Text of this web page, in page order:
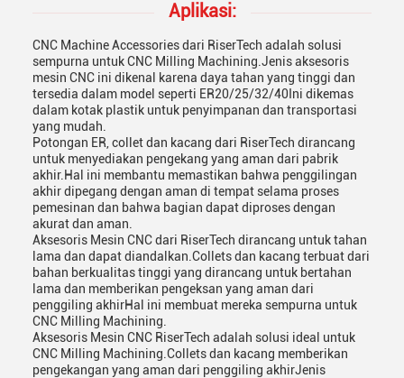
Aplikasi:
CNC Machine Accessories dari RiserTech adalah solusi
sempurna untuk CNC Milling Machining.Jenis aksesoris
mesin CNC ini dikenal karena daya tahan yang tinggi dan
tersedia dalam model seperti ER20/25/32/40Ini dikemas
dalam kotak plastik untuk penyimpanan dan transportasi
yang mudah.
Potongan ER, collet dan kacang dari RiserTech dirancang
untuk menyediakan pengekang yang aman dari pabrik
akhir.Hal ini membantu memastikan bahwa penggilingan
akhir dipegang dengan aman di tempat selama proses
pemesinan dan bahwa bagian dapat diproses dengan
akurat dan aman.
Aksesoris Mesin CNC dari RiserTech dirancang untuk tahan
lama dan dapat diandalkan.Collets dan kacang terbuat dari
bahan berkualitas tinggi yang dirancang untuk bertahan
lama dan memberikan pengeksan yang aman dari
penggiling akhirHal ini membuat mereka sempurna untuk
CNC Milling Machining.
Aksesoris Mesin CNC RiserTech adalah solusi ideal untuk
CNC Milling Machining.Collets dan kacang memberikan
pengekangan yang aman dari penggiling akhirJenis